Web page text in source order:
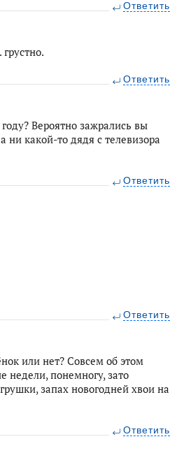
Ответить
Ответить
Вероятно зажрались вы
ни какой-то дядя с телевизора
Ответить
Ответить
или нет? Совсем об этом
недели, понемногу, зато
запах новогодней хвои на
Ответить